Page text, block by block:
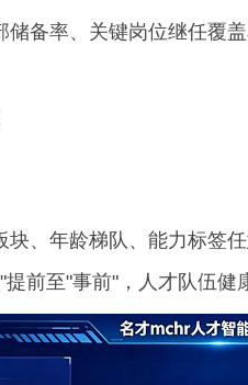
储备率、关键岗位继任覆
块、年龄梯队、能力标签
提前至"事前"，人才队伍健